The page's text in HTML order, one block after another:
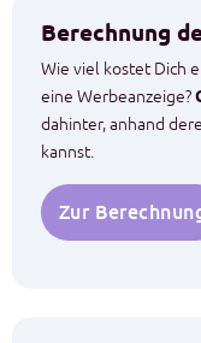
Berechnung
Wie viel kostet Dich
eine Werbeanzeige?
dahinter, anhand
kannst.
Zur